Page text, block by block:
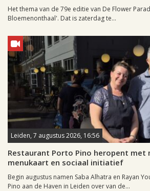
Het thema van de 79e editie van De Flower
Bloemenonthaal'. Dat is zaterdag te...
Leiden, 7 augustus 2026, 16:56
Restaurant Porto Pino heropent met
menukaart en sociaal initiatief
Begin augustus namen Saba Alhatra en Rayan
Pino aan de Haven in Leiden over van de...